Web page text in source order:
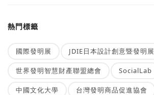
熱門標籤
國際發明展 JDIE日本設計創意暨發明展
世界發明智慧財產聯盟總會 SocialLab
中國文化大學 台灣發明商品促進協會